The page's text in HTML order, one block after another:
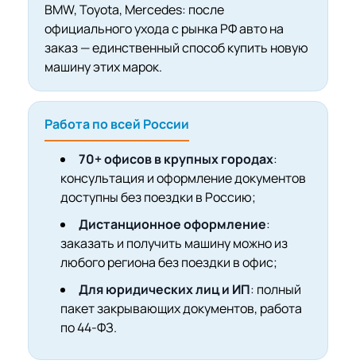
BMW, Toyota, Mercedes: после
официального ухода с рынка РФ авто на
заказ — единственный способ купить новую
машину этих марок.
Работа по всей России
70+ офисов в крупных городах:
консультация и оформление документов
доступны без поездки в Россию;
Дистанционное оформление:
заказать и получить машину можно из
любого региона без поездки в офис;
Для юридических лиц и ИП: полный
пакет закрывающих документов, работа
по 44-ФЗ.